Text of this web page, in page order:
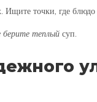
. Ищите точки, где
берите теплый суп.